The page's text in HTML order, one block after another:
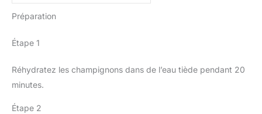
Préparation
Étape 1
Réhydratez les champignons dans de l’eau tiède pendant 20
minutes.
Étape 2